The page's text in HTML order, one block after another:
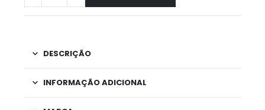
DESCRIÇÃO
INFORMAÇÃO ADICIONAL